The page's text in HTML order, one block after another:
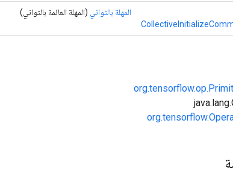
المهلة بالثواني (المهلة العائمة بالثواني)